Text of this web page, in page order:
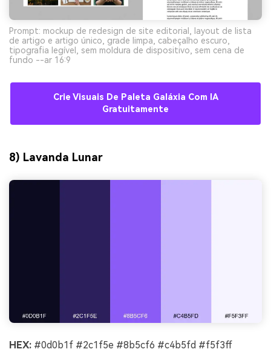
Prompt: mockup de redesign de site editorial, layout de lista
de artigo e artigo único, grade limpa, cabeçalho escuro,
tipografia legível, sem moldura de dispositivo, sem cena de
fundo --ar 16:9
Crie Visuais De Paleta Galáxia Com IA
Gratuitamente
8) Lavanda Lunar
HEX: #0d0b1f #2c1f5e #8b5cf6 #c4b5fd #f5f3ff